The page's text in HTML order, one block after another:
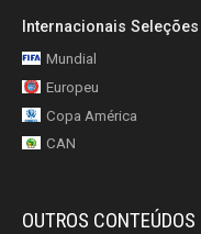
Internacionais Seleções
Mundial
Europeu
Copa América
CAN
OUTROS CONTEÚDOS